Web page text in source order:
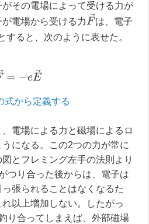
その電場によって受ける力が
電場から受ける力 F→
は、電子
すると、次のように表せた。
→=− E→
式から定義する
電場による力と磁場によるロ
になる。この2つの力が常に
とフレミング左手の法則より
つり合った後からは、電子は
張られることはなくなるた
以上増加しない。したがっ
り合ってしまえば、外部磁場